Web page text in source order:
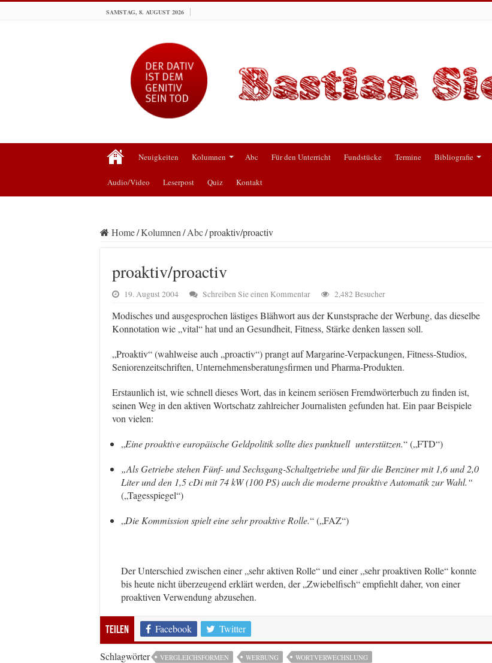
SAMSTAG, 8. AUGUST 2026
Neuigkeiten Kolumnen Abc Für den Unterricht Fundstücke Termine Bibliografie
Audio/Video Leserpost Quiz Kontakt
Home/Kolumnen/Abc/proaktiv/proactiv
proaktiv/proactiv
19. August 2004 Schreiben Sie einen Kommentar 2,482 Besucher
Modisches und ausgesprochen lästiges Blähwort aus der Kunstsprache der Werbung, das dieselbe
Konnotation wie „vital“ hat und an Gesundheit, Fitness, Stärke denken lassen soll.
„Proaktiv“ (wahlweise auch „proactiv“) prangt auf Margarine-Verpackungen, Fitness-Studios,
Seniorenzeitschriften, Unternehmensberatungsfirmen und Pharma-Produkten.
Erstaunlich ist, wie schnell dieses Wort, das in keinem seriösen Fremdwörterbuch zu finden ist,
seinen Weg in den aktiven Wortschatz zahlreicher Journalisten gefunden hat. Ein paar Beispiele
von vielen:
„Eine proaktive europäische Geldpolitik sollte dies punktuell unterstützen.“(„FTD“)
„Als Getriebe stehen Fünf- und Sechsgang-Schaltgetriebe und für die Benziner mit 1,6 und 2,0
Liter und den 1,5 cDi mit 74 kW (100 PS)auch die moderne proaktive Automatik zur Wahl.“
(„Tagesspiegel“)
„Die Kommission spielt eine sehr proaktive Rolle.“(„FAZ“)
Der Unterschied zwischen einer „sehr aktiven Rolle“ und einer „sehr proaktiven Rolle“ konnte
bis heute nicht überzeugend erklärt werden, der „Zwiebelfisch“ empfiehlt daher, von einer
proaktiven Verwendung abzusehen.
Teilen Facebook Twitter
Schlagwörter VERGLEICHSFORMEN WERBUNG WORTVERWECHSLUNG